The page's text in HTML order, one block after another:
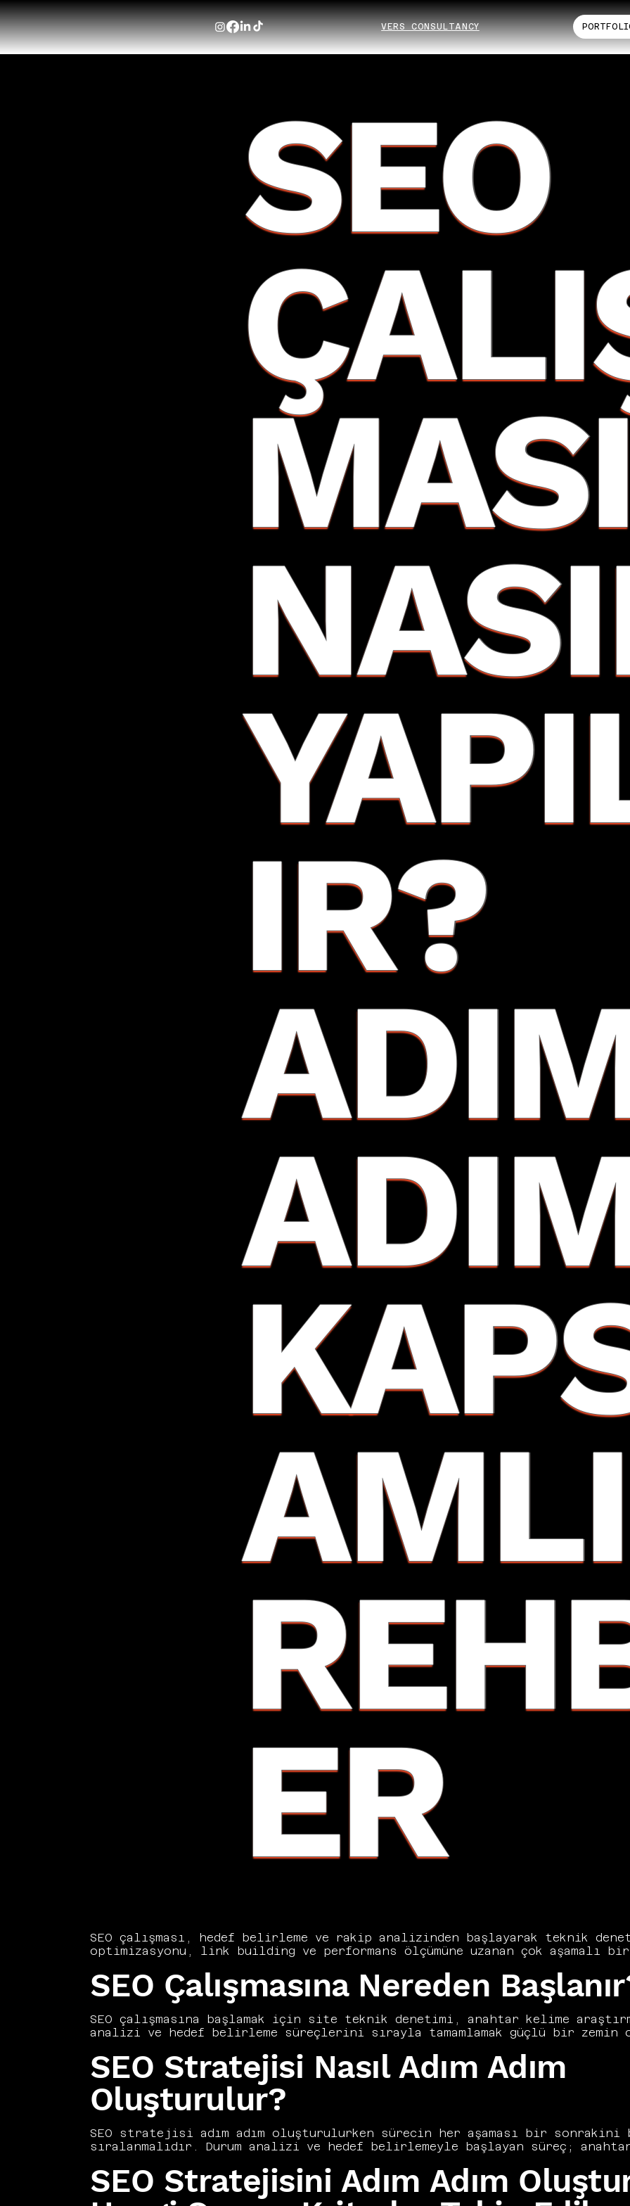
VERS CONSULTANCY
SEO
IR?
AMLI
ER
SEO çalışması, hedef belirleme ve rakip analizinden başlayarak teknik
optimizasyonu, link building ve performans ölçümüne uzanan çok aşamalı
oluşturur. Vers Consultancy, SEO çalışmalarını net hedefler, ölçülebilir
raporlamalarla desteklenen sistematik bir süreç olarak yönetir. Bir defalık
sürekli optimizasyon anlayışı SEO'da kalıcı sonuçlar elde etmenin
rehberde SEO çalışmasının nasıl yapılacağını adım adım açıklıyoruz.
SEO Çalışmasına Nereden
SEO çalışmasına başlamak için site teknik denetimi, anahtar kelime
analizi ve hedef belirleme süreçlerini sırayla tamamlamak güçlü bir zemin
başlangıç sürecini her işletmenin özgün koşullarına göre yapılandırıyor,
yönetiyoruz. Google Search Console ve Analytics kurulumu, veri toplamayı
teknik adımlar arasındadır. Hedef kitlenin arama davranışını anlamak, tüm
odağını belirler. Doğru başlangıç yapılandırması, sonraki tüm SEO
verimliliğini doğrudan artırır.
SEO Stratejisi Nasıl Adım Adım
Oluşturulur?
SEO stratejisi adım adım oluşturulurken sürecin her aşaması bir sonrakini
sıralanmalıdır. Durum analizi ve hedef belirlemeyle başlayan süreç;
adımın çıktısı belgelenmiş ve takip edilebilir olmalı; strateji, statik
düzenli gözden geçirmelerle güncellenen dinamik bir çerçeve olarak
takvimi gerçekçi kapasitelerle uyumlu biçimde kurgulanmalı; kısa vadeli
SEO Stratejisini Adım Adım